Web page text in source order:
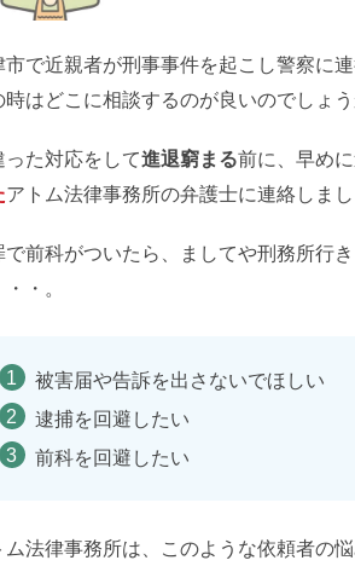
市で近親者が刑事事件を起こし警察に
時はどこに相談するのが良いのでしょ
った対応をして進退窮まる前に、早め
アトム法律事務所の弁護士に連絡しま
で前科がついたら、ましてや刑務所行
・。
被害届や告訴を出さないでほしい
逮捕を回避したい
前科を回避したい
ム法律事務所は、このような依頼者の